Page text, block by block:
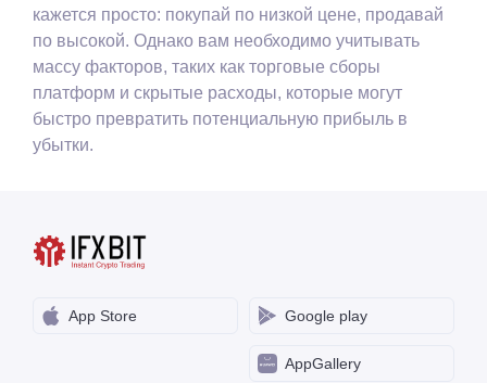
кажется просто: покупай по низкой цене, продавай
по высокой. Однако вам необходимо учитывать
массу факторов, таких как торговые сборы
платформ и скрытые расходы, которые могут
быстро превратить потенциальную прибыль в
убытки.
App Store Google play
AppGallery